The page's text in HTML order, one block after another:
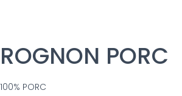
ROGNON PORC
100% PORC